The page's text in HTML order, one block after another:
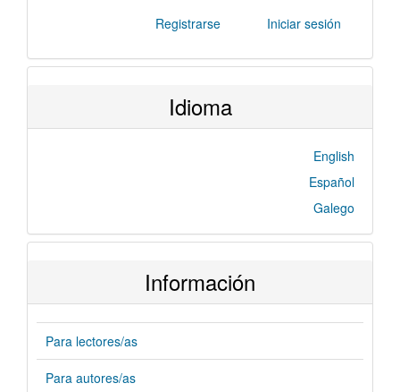
Registrarse Iniciar sesión
Idioma
English
Español
Galego
Información
Para lectores/as
Para autores/as